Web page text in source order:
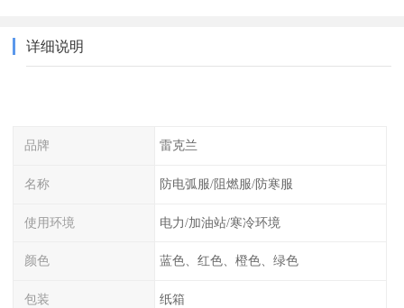
详细说明
品牌 雷克兰
名称 防电弧服/阻燃服/防寒服
使用环境 电力/加油站/寒冷环境
颜色 蓝色、红色、橙色、绿色
包装 纸箱